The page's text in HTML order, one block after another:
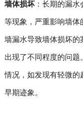
墙体损坏：长期的漏水
等现象，严重影响墙
墙漏水导致墙体损坏
出现了不同程度的问题
情况，如发现有轻微的
早期迹象。